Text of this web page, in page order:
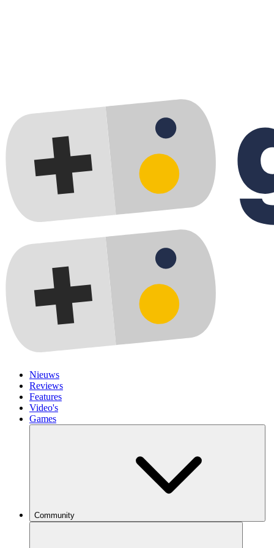
Nieuws
Reviews
Features
Video's
Games
Community